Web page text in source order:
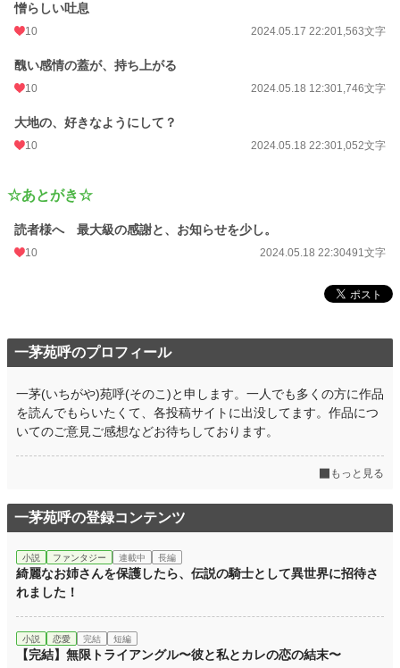
憎らしい吐息
10 2024.05.17 22:201,563文字
醜い感情の蓋が、持ち上がる
10 2024.05.18 12:301,746文字
大地の、好きなようにして？
10 2024.05.18 22:301,052文字
☆あとがき☆
読者様へ 最大級の感謝と、お知らせを少し。
10 2024.05.18 22:30491文字
一茅苑呼のプロフィール
一茅(いちがや)苑呼(そのこ)と申します。一人でも多くの方に作品
を読んでもらいたくて、各投稿サイトに出没してます。作品につ
いてのご意見ご感想などお待ちしております。
もっと見る
一茅苑呼の登録コンテンツ
小説 ファンタジー 連載中 長編
綺麗なお姉さんを保護したら、伝説の騎士として異世界に招待さ
れました！
小説 恋愛 完結 短編
【完結】無限トライアングル〜彼と私とカレの恋の結末〜